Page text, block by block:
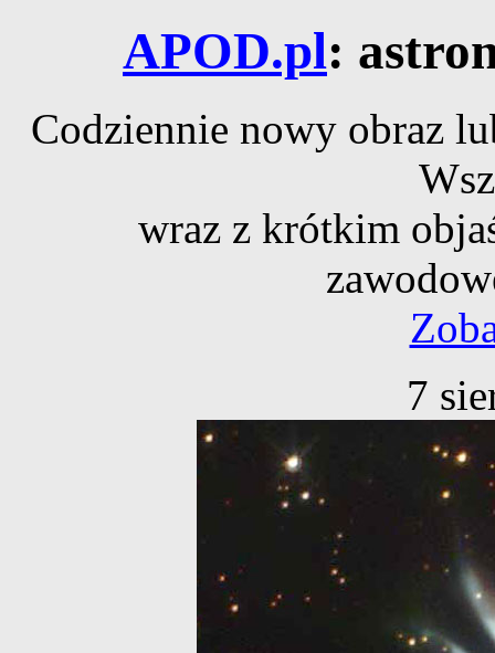
APOD.pl:
Codziennie nowy obraz
wraz z krótkim
7